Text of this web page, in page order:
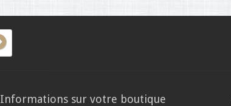
Informations sur votre boutique